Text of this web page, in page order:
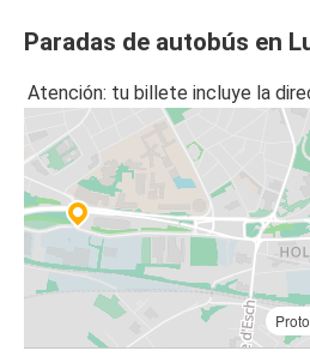
Paradas de autobús en
Atención: tu billete incluye la